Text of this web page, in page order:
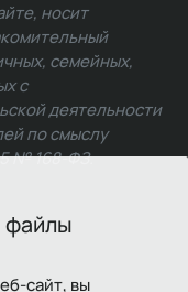
файлы
сайт, вы
носит
семейных,
с
деятельности
по смыслу
№ 168-ФЗ.